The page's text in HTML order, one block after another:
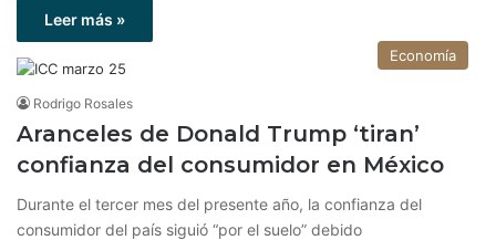
Leer más »
Economía
Rodrigo Rosales
Aranceles de Donald Trump ‘tiran’
confianza del consumidor en México
Durante el tercer mes del presente año, la confianza del
consumidor del país siguió “por el suelo” debido